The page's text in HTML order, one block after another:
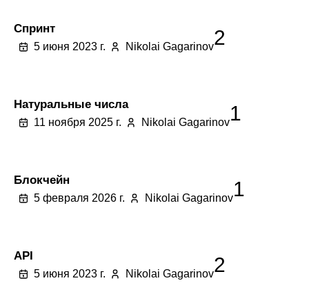
Спринт
5 июня 2023 г. Nikolai Gagarinov2
Натуральные числа
11 ноября 2025 г. Nikolai Gagarinov1
Блокчейн
5 февраля 2026 г. Nikolai Gagarinov1
API
5 июня 2023 г. Nikolai Gagarinov2